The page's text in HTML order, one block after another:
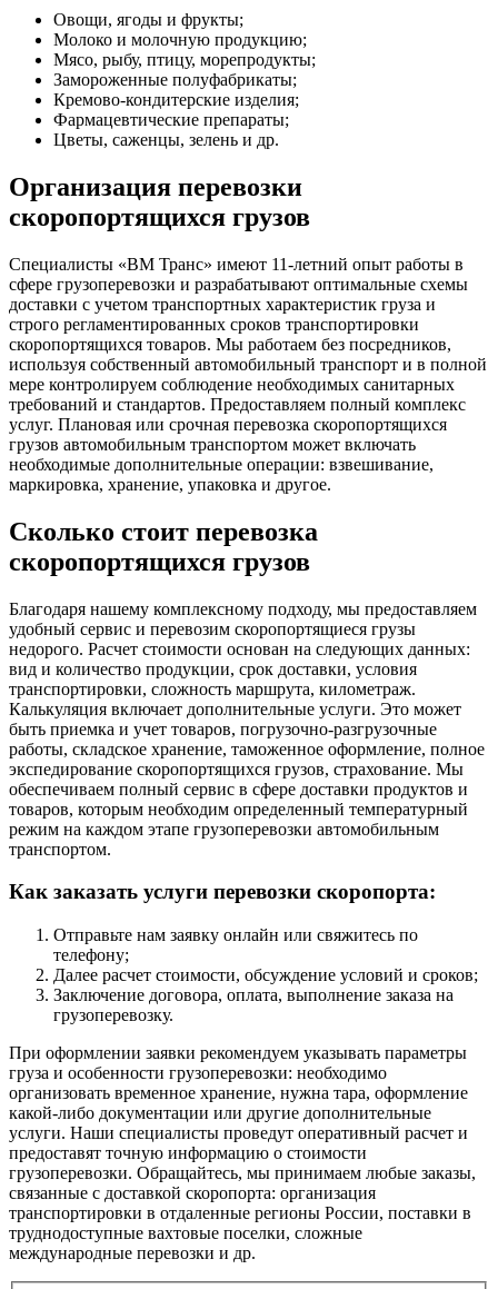
Овощи, ягоды и фрукты;
Молоко и молочную продукцию;
Мясо, рыбу, птицу, морепродукты;
Замороженные полуфабрикаты;
Кремово-кондитерские изделия;
Фармацевтические препараты;
Цветы, саженцы, зелень и др.
Организация перевозки
скоропортящихся грузов
Специалисты «ВМ Транс» имеют 11-летний опыт работы в
сфере грузоперевозки и разрабатывают оптимальные схемы
доставки с учетом транспортных характеристик груза и
строго регламентированных сроков транспортировки
скоропортящихся товаров. Мы работаем без посредников,
используя собственный автомобильный транспорт и в полной
мере контролируем соблюдение необходимых санитарных
требований и стандартов. Предоставляем полный комплекс
услуг. Плановая или срочная перевозка скоропортящихся
грузов автомобильным транспортом может включать
необходимые дополнительные операции: взвешивание,
маркировка, хранение, упаковка и другое.
Сколько стоит перевозка
скоропортящихся грузов
Благодаря нашему комплексному подходу, мы предоставляем
удобный сервис и перевозим скоропортящиеся грузы
недорого. Расчет стоимости основан на следующих данных:
вид и количество продукции, срок доставки, условия
транспортировки, сложность маршрута, километраж.
Калькуляция включает дополнительные услуги. Это может
быть приемка и учет товаров, погрузочно-разгрузочные
работы, складское хранение, таможенное оформление, полное
экспедирование скоропортящихся грузов, страхование. Мы
обеспечиваем полный сервис в сфере доставки продуктов и
товаров, которым необходим определенный температурный
режим на каждом этапе грузоперевозки автомобильным
транспортом.
Как заказать услуги перевозки скоропорта:
Отправьте нам заявку онлайн или свяжитесь по
телефону;
Далее расчет стоимости, обсуждение условий и сроков;
Заключение договора, оплата, выполнение заказа на
грузоперевозку.
При оформлении заявки рекомендуем указывать параметры
груза и особенности грузоперевозки: необходимо
организовать временное хранение, нужна тара, оформление
какой-либо документации или другие дополнительные
услуги. Наши специалисты проведут оперативный расчет и
предоставят точную информацию о стоимости
грузоперевозки. Обращайтесь, мы принимаем любые заказы,
связанные с доставкой скоропорта: организация
транспортировки в отдаленные регионы России, поставки в
труднодоступные вахтовые поселки, сложные
международные перевозки и др.